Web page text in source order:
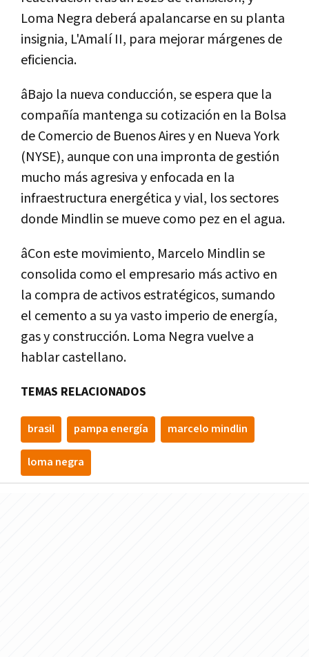
Loma Negra deberá apalancarse en su planta
insignia, L'Amalí II, para mejorar márgenes de
eficiencia.
âBajo la nueva conducción, se espera que la
compañía mantenga su cotización en la Bolsa
de Comercio de Buenos Aires y en Nueva York
(NYSE), aunque con una impronta de gestión
mucho más agresiva y enfocada en la
infraestructura energética y vial, los sectores
donde Mindlin se mueve como pez en el agua.
âCon este movimiento, Marcelo Mindlin se
consolida como el empresario más activo en
la compra de activos estratégicos, sumando
el cemento a su ya vasto imperio de energía,
gas y construcción. Loma Negra vuelve a
hablar castellano.
TEMAS RELACIONADOS
brasil pampa energía marcelo mindlin
loma negra